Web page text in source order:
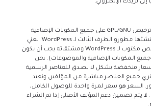
إلى بريدك الإلكتروني.
يفرض WordPress ترخيص GPL/GNU على جميع المكونات الإضافية
والموضوعات التي ينشئها مطورو الطرف الثالث لـ WordPress. يعني
ترخيص GPL أن كل نص مكتوب لـ WordPress ومشتقاته يجب أن يكون
جميع المكونات الإضافية والموضوعات). نحن
منخفضة بشكل لا يصدق للعناصر الرسمية
جميع العناصر مباشرة من المؤلفين ونعيد
السعر هو سعر لمرة واحدة للوصول الكامل،
يتم تضمين دعم المؤلف الأصلي إذا تم الشراء